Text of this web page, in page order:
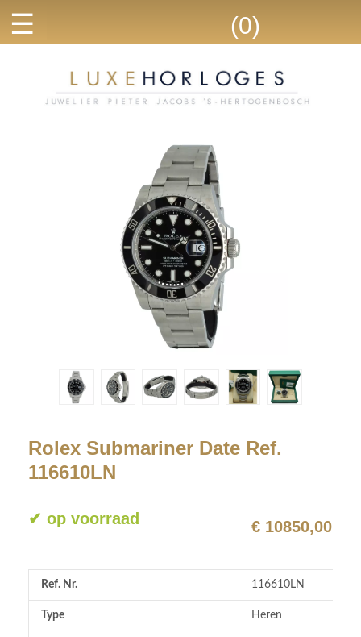
☰ (0)
Rolex Submariner Date Ref.
116610LN
✔ op voorraad € 10850,00
Ref. Nr. 116610LN
Type Heren